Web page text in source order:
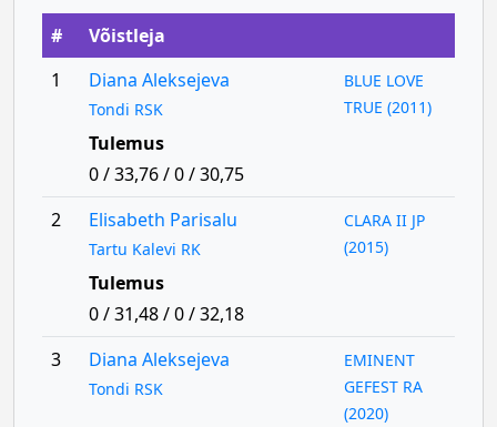
#
Võistleja
1
Diana Aleksejeva
Tondi RSK
BLUE LOVE
TRUE (2011)
Tulemus
0 / 33,76 / 0 / 30,75
2
Elisabeth Parisalu
Tartu Kalevi RK
CLARA II JP
(2015)
Tulemus
0 / 31,48 / 0 / 32,18
3
Diana Aleksejeva
Tondi RSK
EMINENT
GEFEST RA
(2020)